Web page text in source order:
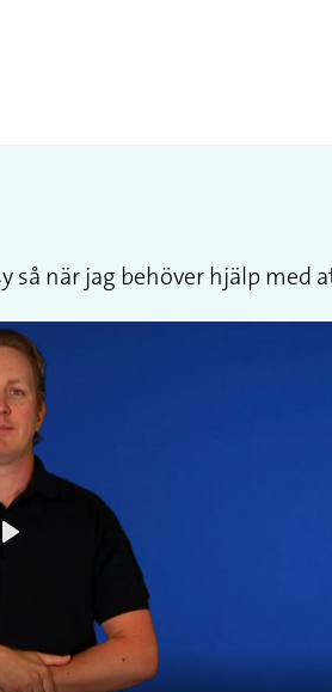
så när jag behöver hjälp